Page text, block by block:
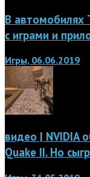
В автомобилях
с играми и
Игры, 06.06.2019
видео | NVIDIA
Quake II. Но